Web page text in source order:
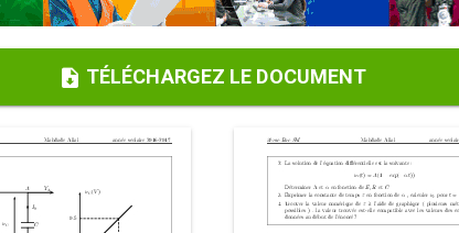
TÉLÉCHARGEZ LE DOCUMENT